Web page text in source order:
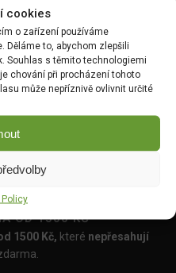
cookies
o zařízení používáme
Děláme to, abychom zlepšili
Souhlas s těmito technologiemi
chování při procházení tohoto
může nepříznivě ovlivnit určité
DO KOŠÍKU
309.07
Kč
Floria PREMIUM Kapalné
OD 1500 KČ
1500 Kč, které nepřesahují